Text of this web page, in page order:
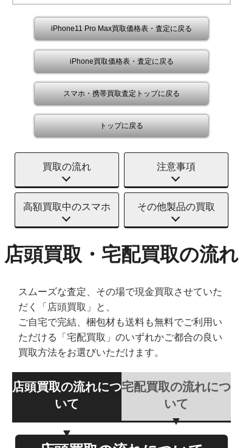
iPhone11 Pro Max買取価格表・査定に戻る
iPhone買取価格表・査定に戻る
スマホ・携帯買取査定トップに戻る
トップに戻る
買取の流れ 注意事項
高額買取中のスマホ その他製品の買取
店頭買取・宅配買取の流れ
スムーズな査定、その場で現金買取させていた
だく「店頭買取」と、
ご自宅で完結、梱包材も送料も無料でご利用い
ただける「宅配買取」のいずれかご都合の良い
買取方法をお選びいただけます。
店頭買取の流れにつ
いて
宅配買取の流れにつ
いて